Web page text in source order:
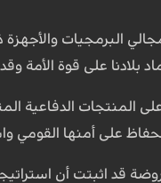
البرمجيات
بلادنا على قوة الأمة
المنتجات الدفاعية
على أمنها القومي
قد اثبتت أن